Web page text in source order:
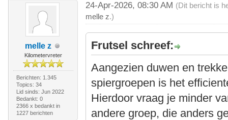
melle z
Kilometervreter
Berichten: 1.345
Topics: 34
Lid sinds: Jun 2022
Bedankt: 0
2366 x bedankt in
1227 berichten
24-Apr-2026, 08:30 AM (Dit bericht is
melle z.)
Frutsel schreef:
Aangezien duwen en
spiergroepen is het
Hierdoor vraag je minder
andere groep, die anders